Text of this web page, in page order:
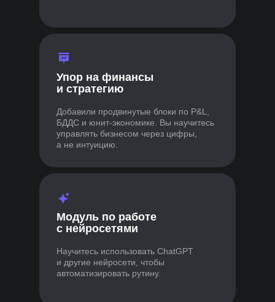
Доступ к курсу
навсегда
преподаватели
Упор на финансы
и стратегию
Добавили продвинутые блоки по P&L,
БДДС и юнит-экономике. Вы научитесь
управлять бизнесом через цифры,
а не интуицию.
Модуль по работе
с нейросетями
Научитесь использовать ChatGPT
и другие нейросети, чтобы
автоматизировать рутину.